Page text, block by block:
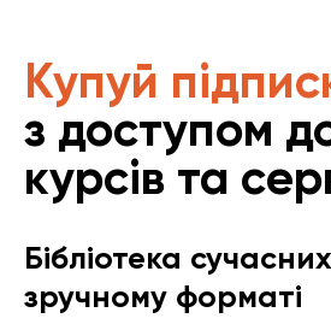
Купуй
з доступом
курсів та
Бібліотека
зручному форматі